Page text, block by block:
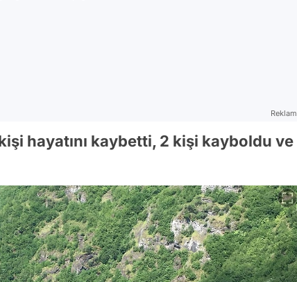
Reklam
hayatını kaybetti, 2 kişi kayboldu ve